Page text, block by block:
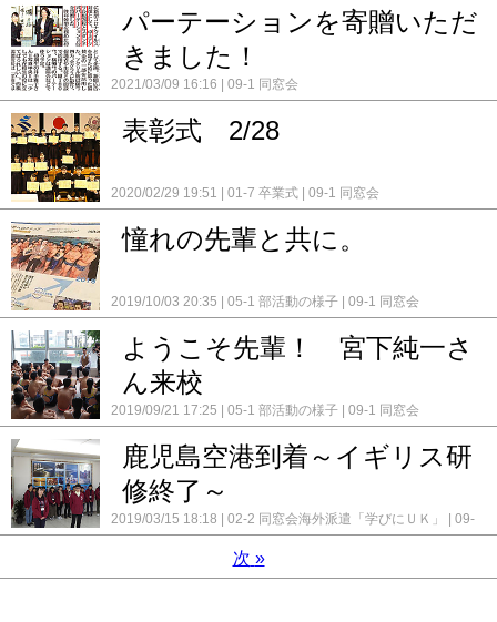
パーテーションを寄贈いただ
きました！
2021/03/09 16:16 09-1 同窓会
表彰式 2/28
2020/02/29 19:51 01-7 卒業式 09-1 同窓会
憧れの先輩と共に。
2019/10/03 20:35 05-1 部活動の様子 09-1 同窓会
ようこそ先輩！ ­宮下純一さ
ん来校
2019/09/21 17:25 05-1 部活動の様子 09-1 同窓会
鹿児島空港到着～イギリス研
修終了～
2019/03/15 18:18 02-2 同窓会海外派遣「学びにＵＫ」
09-
1 同窓会
次 »